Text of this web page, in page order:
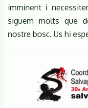
imminent i
siguem molts que
nostre bosc. Us hi